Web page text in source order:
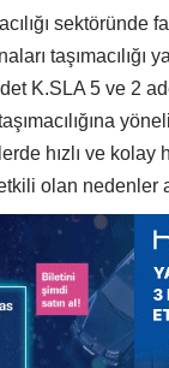
taşımacılığı
K.SLA 5 ve 2
hızlı ve kolay
olan nedenler